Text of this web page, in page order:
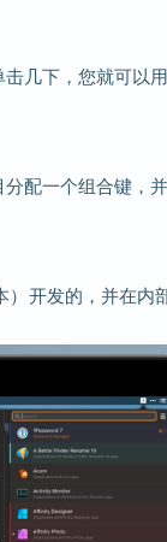
几下，您就可以
配一个组合键，
）开发的，并在